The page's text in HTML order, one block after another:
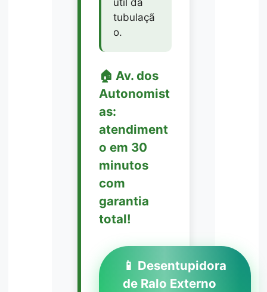
tubulaçã
o.
🏠 Av. dos
Autonomist
as:
atendiment
o em 30
minutos
com
garantia
total!
📱 Desentupidora
de Ralo Externo